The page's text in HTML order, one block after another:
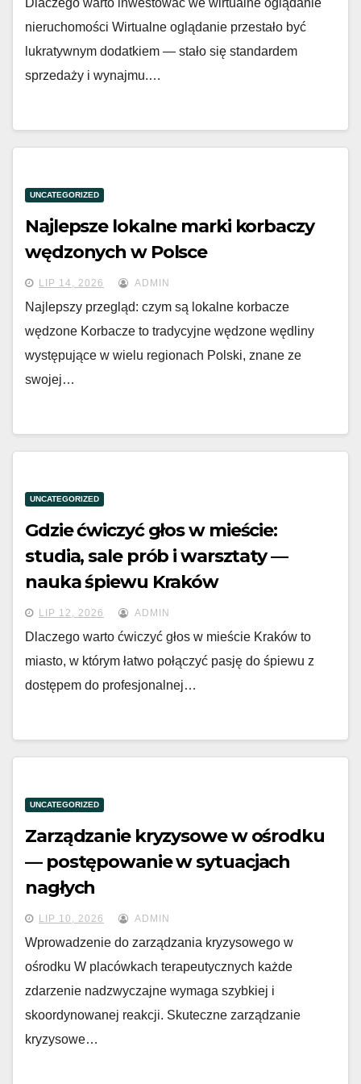
Dlaczego warto inwestować we wirtualne oglądanie
nieruchomości Wirtualne oglądanie przestało być
lukratywnym dodatkiem — stało się standardem
sprzedaży i wynajmu.…
UNCATEGORIZED
Najlepsze lokalne marki korbaczy
wędzonych w Polsce
LIP 14, 2026 ADMIN
Najlepszy przegląd: czym są lokalne korbacze
wędzone Korbacze to tradycyjne wędzone wędliny
występujące w wielu regionach Polski, znane ze
swojej…
UNCATEGORIZED
Gdzie ćwiczyć głos w mieście:
studia, sale prób i warsztaty —
nauka śpiewu Kraków
LIP 12, 2026 ADMIN
Dlaczego warto ćwiczyć głos w mieście Kraków to
miasto, w którym łatwo połączyć pasję do śpiewu z
dostępem do profesjonalnej…
UNCATEGORIZED
Zarządzanie kryzysowe w ośrodku
— postępowanie w sytuacjach
nagłych
LIP 10, 2026 ADMIN
Wprowadzenie do zarządzania kryzysowego w
ośrodku W placówkach terapeutycznych każde
zdarzenie nadzwyczajne wymaga szybkiej i
skoordynowanej reakcji. Skuteczne zarządzanie
kryzysowe…